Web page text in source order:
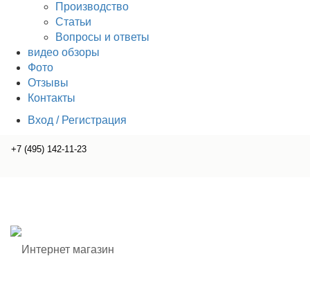
Производство
Статьи
Вопросы и ответы
видео обзоры
Фото
Отзывы
Контакты
Вход / Регистрация
+7 (495) 142-11-23